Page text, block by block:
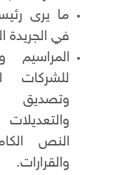
ما يرى
في الجريدة
المراسيم
للشركات
وتصديق
النص
والقرارات.